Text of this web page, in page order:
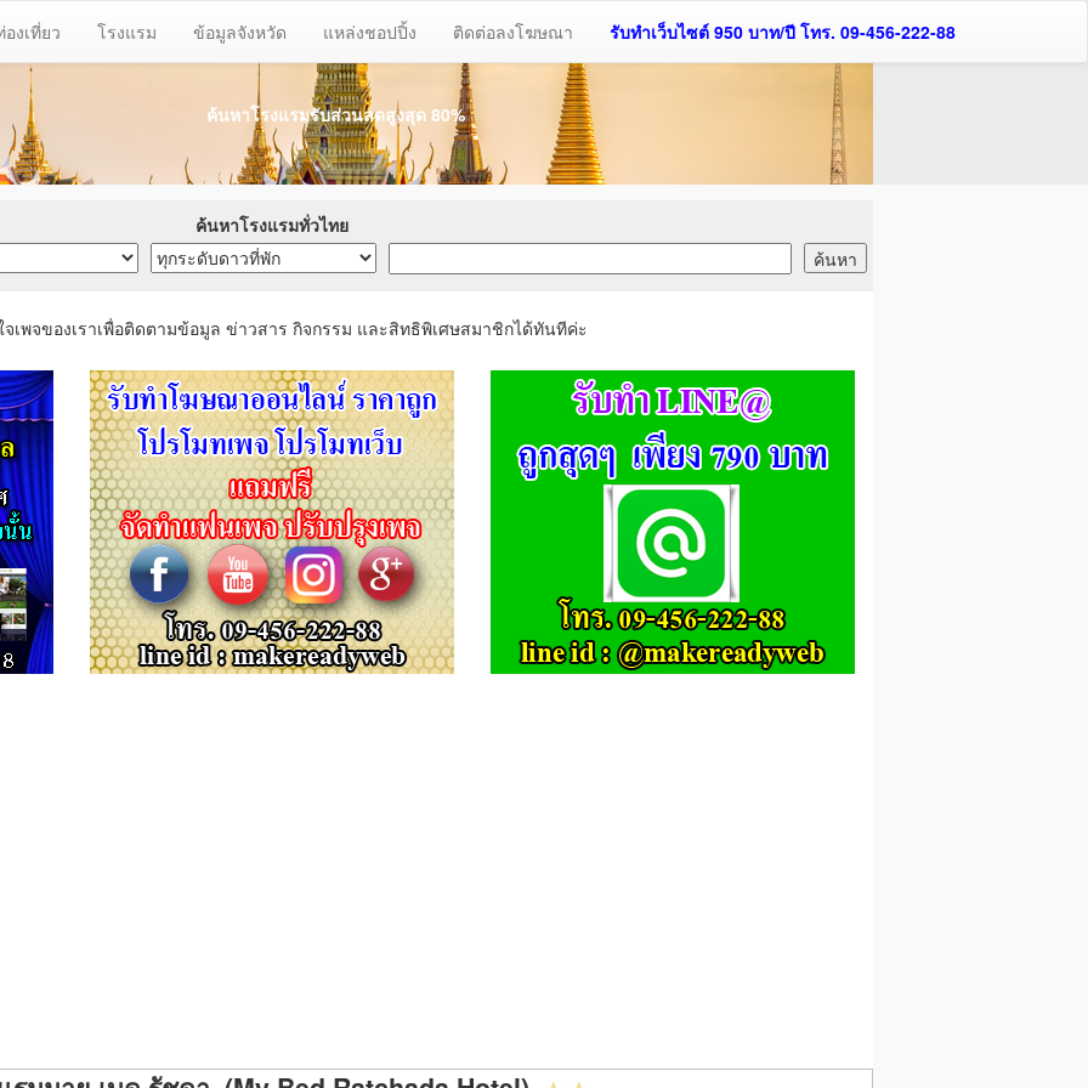
องเที่ยว โรงแรม ข้อมูลจังหวัด แหล่งชอปปิ้ง ติดต่อลงโฆษณา รับทำเว็บไซต์ 950 บาท/ปี โทร. 09-456-222-88
ค้นหาโรงแรมรับส่วนลดสูงสุด 80%
ค้นหาโรงแรมทั่วไทย
จเพจของเราเพื่อติดตามข้อมูล ข่าวสาร กิจกรรม และสิทธิพิเศษสมาชิกได้ทันทีค่ะ